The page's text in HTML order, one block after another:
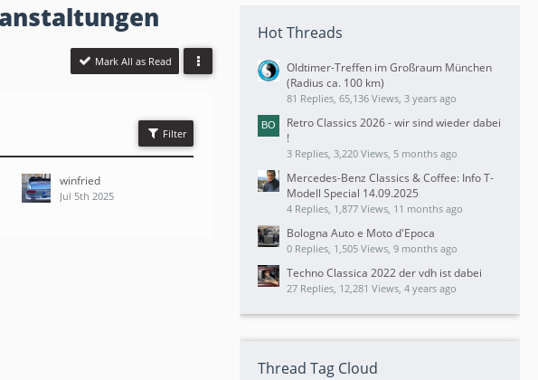
Mark All as Read
Filter
winfried
Jul 5th 2025
Hot Threads
Oldtimer-Treffen im Großraum München
(Radius ca. 100 km)
81 Replies, 65,136 Views, 3 years ago
Retro Classics 2026 - wir sind wieder dabei
!
3 Replies, 3,220 Views, 5 months ago
Mercedes-Benz Classics & Coffee: Info T-
Modell Special 14.09.2025
4 Replies, 1,877 Views, 11 months ago
Bologna Auto e Moto d'Epoca
0 Replies, 1,505 Views, 9 months ago
Techno Classica 2022 der vdh ist dabei
27 Replies, 12,281 Views, 4 years ago
Thread Tag Cloud